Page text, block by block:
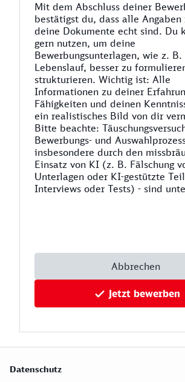
Mit dem Abschluss deiner
bestätigst du, dass alle
deine Dokumente echt sind. Du
gern nutzen, um deine
Bewerbungsunterlagen, wie z. B.
Lebenslauf, besser zu
strukturieren. Wichtig ist: Alle
Informationen zu deiner
Fähigkeiten und deinen
ein realistisches Bild von dir
Bitte beachte:
Bewerbungs- und
insbesondere durch den
Einsatz von KI (z. B. Fälschung
Unterlagen oder KI-gestützte
Interviews oder Tests) - sind
Abbrechen
Jetzt bewerben
Datenschutz